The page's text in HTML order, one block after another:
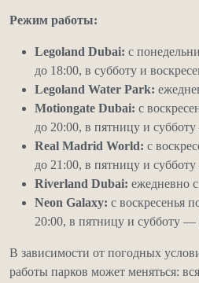
Режим работы:
Legoland Dubai: с
до 18:00, в субботу и
Legoland Water Park:
Motiongate Dubai: с
до 20:00, в пятницу и
Real Madrid World: с
до 21:00, в пятницу и
Riverland Dubai: ежедневно
Neon Galaxy: с воскресенья
20:00, в пятницу и субботу —
В зависимости от погодных
работы парков может меняться: